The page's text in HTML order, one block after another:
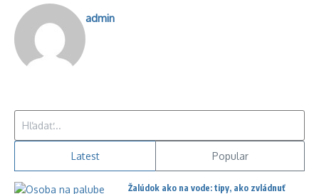
admin
Latest Popular
Žalúdok ako na vode: tipy, ako zvládnuť